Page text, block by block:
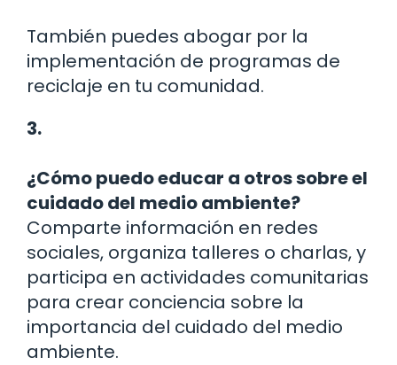
También puedes abogar por la
implementación de programas de
reciclaje en tu comunidad.
3.
¿Cómo puedo educar a otros sobre el
cuidado del medio ambiente?
Comparte información en redes
sociales, organiza talleres o charlas, y
participa en actividades comunitarias
para crear conciencia sobre la
importancia del cuidado del medio
ambiente.